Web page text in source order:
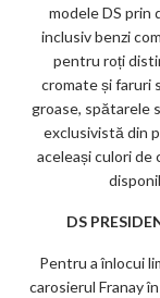
modele DS prin
inclusiv benzi
pentru roți
cromate și faruri
groase, spătarele
exclusivistă din
aceleași culori de
DS
Pentru a înlocui
carosierul Franay